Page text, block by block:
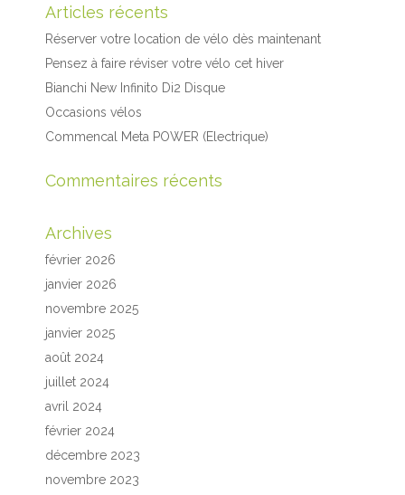
Articles récents
Réserver votre location de vélo dès maintenant
Pensez à faire réviser votre vélo cet hiver
Bianchi New Infinito Di2 Disque
Occasions vélos
Commencal Meta POWER (Electrique)
Commentaires récents
Archives
février 2026
janvier 2026
novembre 2025
janvier 2025
août 2024
juillet 2024
avril 2024
février 2024
décembre 2023
novembre 2023